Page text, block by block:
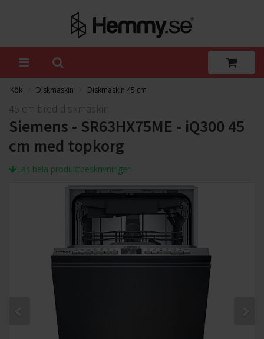
Kök Diskmaskin Diskmaskin 45 cm
45 cm bred diskmaskin
Siemens - SR63HX75ME - iQ300 45
cm med topkorg
Läs hela produktbeskrivningen